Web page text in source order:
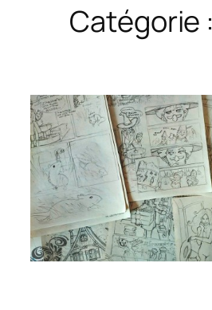
Catégorie :